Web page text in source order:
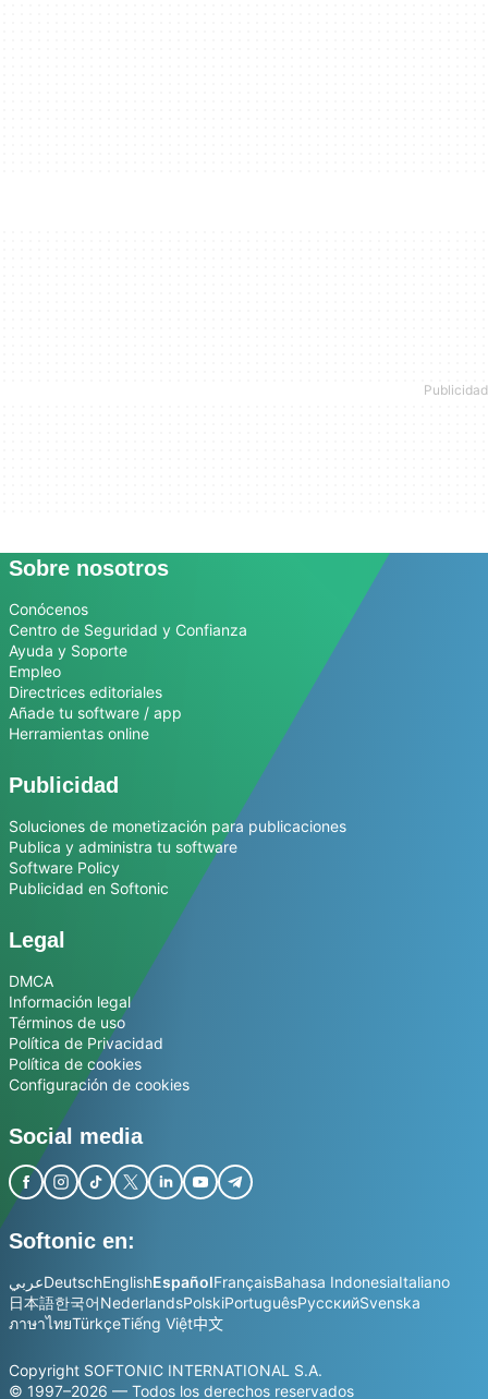
Sobre nosotros
Conócenos
Centro de Seguridad y Confianza
Ayuda y Soporte
Empleo
Directrices editoriales
Añade tu software / app
Herramientas online
Publicidad
Soluciones de monetización para publicaciones
Publica y administra tu software
Software Policy
Publicidad en Softonic
Legal
DMCA
Información legal
Términos de uso
Política de Privacidad
Política de cookies
Configuración de cookies
Social media
Softonic en:
عربيDeutschEnglishEspañolFrançaisBahasa IndonesiaItaliano
日本語한국어NederlandsPolskiPortuguêsРусскийSvenska
ภาษาไทยTürkçeTiếng Việt中文
Copyright SOFTONIC INTERNATIONAL S.A.
© 1997–2026 — Todos los derechos reservados